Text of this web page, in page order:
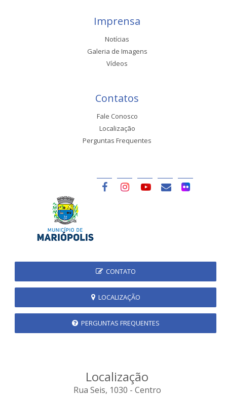
Imprensa
Notícias
Galeria de Imagens
Vídeos
Contatos
Fale Conosco
Localização
Perguntas Frequentes
CONTATO
LOCALIZAÇÃO
PERGUNTAS FREQUENTES
Localização
Rua Seis, 1030 - Centro